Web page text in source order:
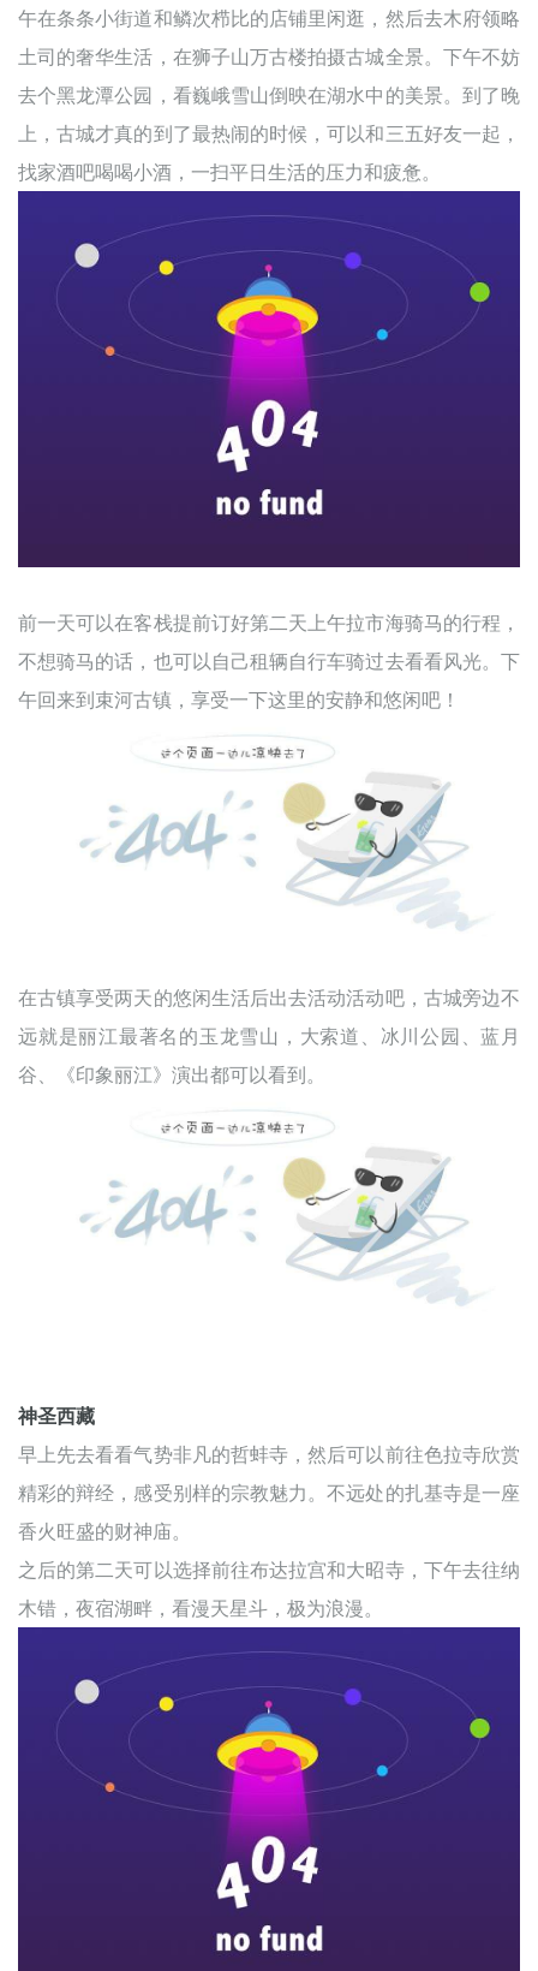
午在条条小街道和鳞次栉比的店铺里闲逛，然后去木府领略
土司的奢华生活，在狮子山万古楼拍摄古城全景。下午不妨
去个黑龙潭公园，看巍峨雪山倒映在湖水中的美景。到了晚
上，古城才真的到了最热闹的时候，可以和三五好友一起，
找家酒吧喝喝小酒，一扫平日生活的压力和疲惫。
前一天可以在客栈提前订好第二天上午拉市海骑马的行程，
不想骑马的话，也可以自己租辆自行车骑过去看看风光。下
午回来到束河古镇，享受一下这里的安静和悠闲吧！
在古镇享受两天的悠闲生活后出去活动活动吧，古城旁边不
远就是丽江最著名的玉龙雪山，大索道、冰川公园、蓝月
谷、《印象丽江》演出都可以看到。
神圣西藏
早上先去看看气势非凡的哲蚌寺，然后可以前往色拉寺欣赏
精彩的辩经，感受别样的宗教魅力。不远处的扎基寺是一座
香火旺盛的财神庙。
之后的第二天可以选择前往布达拉宫和大昭寺，下午去往纳
木错，夜宿湖畔，看漫天星斗，极为浪漫。